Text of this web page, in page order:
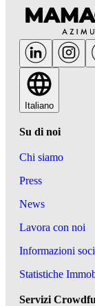
Italiano
Su di noi
Chi siamo
Press
News
Lavora con noi
Informazioni
Statistiche
Servizi